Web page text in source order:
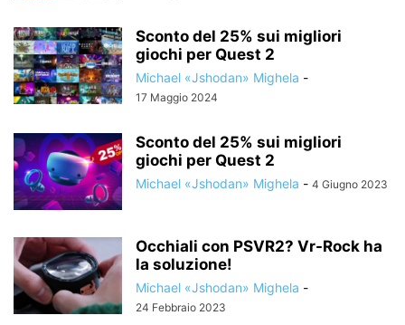
Sconto del 25% sui migliori
giochi per Quest 2
Michael «Jshodan» Mighela -
17 Maggio 2024
Sconto del 25% sui migliori
giochi per Quest 2
Michael «Jshodan» Mighela - 4 Giugno 2023
Occhiali con PSVR2? Vr-Rock ha
la soluzione!
Michael «Jshodan» Mighela -
24 Febbraio 2023